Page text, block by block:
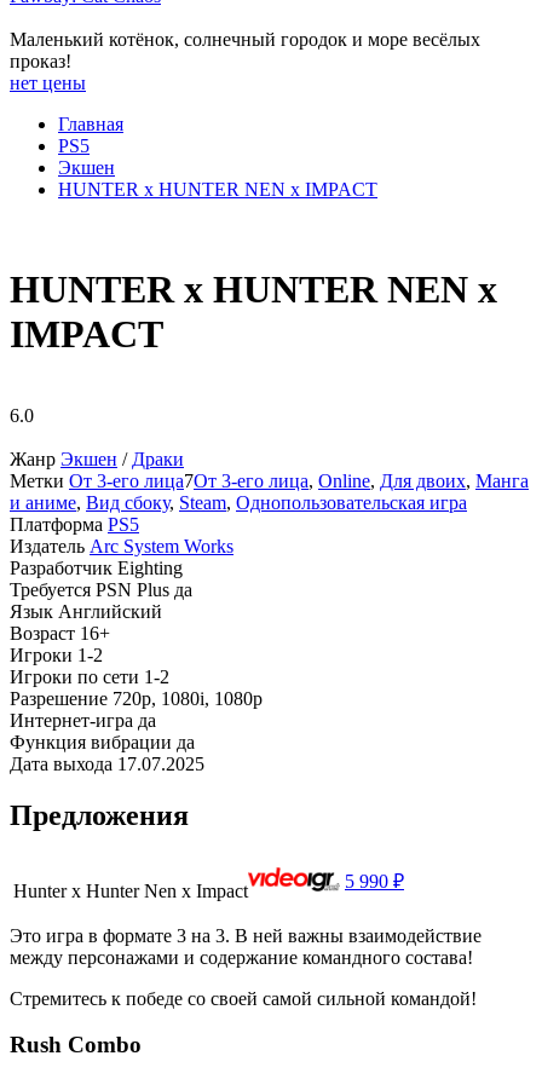
Маленький котёнок, солнечный городок и море весёлых
проказ!
нет цены
Главная
PS5
Экшен
HUNTER x HUNTER NEN x IMPACT
HUNTER x HUNTER NEN x
IMPACT
6.0
Жанр Экшен / Драки
Метки От 3-его лица7От 3-его лица, Online, Для двоих, Манга
и аниме, Вид сбоку, Steam, Однопользовательская игра
Платформа PS5
Издатель Arc System Works
Разработчик Eighting
Требуется PSN Plus да
Язык Английский
Возраст 16+
Игроки 1-2
Игроки по сети 1-2
Разрешение 720p, 1080i, 1080p
Интернет-игра да
Функция вибрации да
Дата выхода 17.07.2025
Предложения
Hunter x Hunter Nen x Impact 5 990 ₽
Это игра в формате 3 на 3. В ней важны взаимодействие
между персонажами и содержание командного состава!
Стремитесь к победе со своей самой сильной командой!
Rush Combo